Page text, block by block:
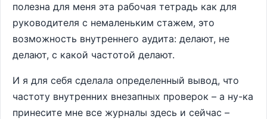
полезна для меня эта рабочая тетрадь как для
руководителя с немаленьким стажем, это
возможность внутреннего аудита: делают, не
делают, с какой частотой делают.
И я для себя сделала определенный вывод, что
частоту внутренних внезапных проверок – а ну-ка
принесите мне все журналы здесь и сейчас –